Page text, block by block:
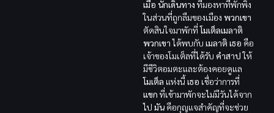
เมื่อ นักเดินทาง ที่มองหาที่พักพิง
ในส่วนที่ถูกลืมของเมือง พวกเขา
ตัดสินใจมาพักที่โมเต็ลเมลาติ
พวกเขาได้พบกับ เมลาติ เธอ คือ
เจ้าของโมเต็ลที่ได้รับ คำสาปให้
มีชีวิตอมตะและต้องคอยดูแล
โมเต็ล แห่งนี้ เธอ เชื่อว่าการที่
แขก ที่เข้ามาพักจะไม่มีวันได้จาก
ไป มันคือกุญแจสำคัญที่จะช่วย